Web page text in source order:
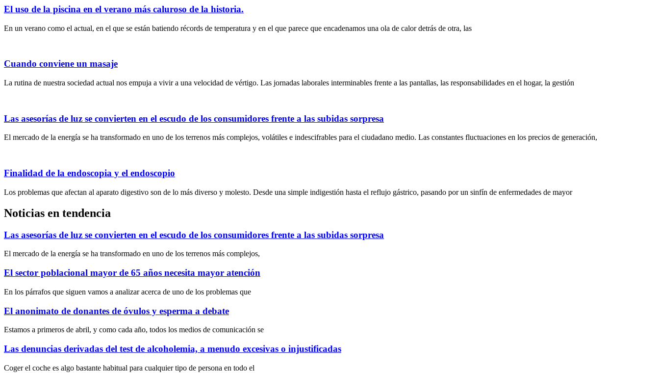
El uso de la piscina en el verano más caluroso de la historia.
En un verano como el actual, en el que se están batiendo récords de temperatura y en el que parece que encadenamos una ola de calor detrás de otra, las
Cuando conviene un masaje
La rutina de nuestra sociedad actual nos empuja a vivir a una velocidad de vértigo. Las jornadas laborales interminables frente a las pantallas, las responsabilidades en el hogar, la gestión
Las asesorías de luz se convierten en el escudo de los consumidores frente a las subidas sorpresa
El mercado de la energía se ha transformado en uno de los terrenos más complejos, volátiles e indescifrables para el ciudadano medio. Las constantes fluctuaciones en los precios de generación,
Finalidad de la endoscopia y el endoscopio
Los problemas que afectan al aparato digestivo son de lo más diverso y molesto. Desde una simple indigestión hasta el reflujo gástrico, pasando por un sinfín de enfermedades de mayor
Noticias en tendencia
Las asesorías de luz se convierten en el escudo de los consumidores frente a las subidas sorpresa
El mercado de la energía se ha transformado en uno de los terrenos más complejos,
El sector poblacional mayor de 65 años necesita mayor atención
En los párrafos que siguen vamos a analizar acerca de uno de los problemas que
El anonimato de donantes de óvulos y esperma a debate
Estamos a primeros de abril, y como cada año, todos los medios de comunicación se
Las denuncias derivadas del test de alcoholemia, a menudo excesivas o injustificadas
Coger el coche es algo bastante habitual para cualquier tipo de persona en todo el